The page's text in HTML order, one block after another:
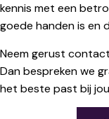
kennis met een
goede handen is en
Neem gerust
Dan bespreken we
het beste past bij